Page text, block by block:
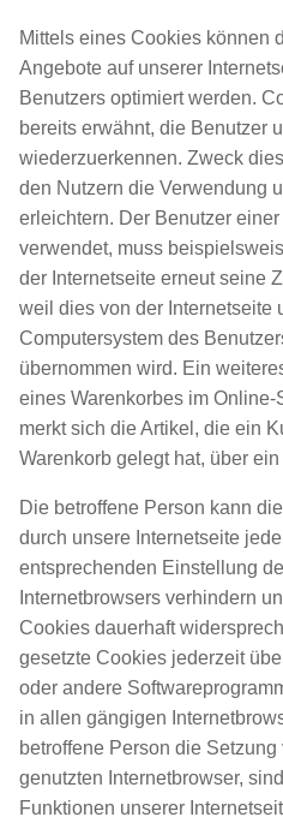
Mittels eines Cookies können
Angebote auf unserer
Benutzers optimiert werden.
bereits erwähnt, die Benutzer
wiederzuerkennen. Zweck
den Nutzern die Verwendung
erleichtern. Der Benutzer
verwendet, muss
der Internetseite erneut seine
weil dies von der Internetseite
Computersystem des
übernommen wird. Ein
eines Warenkorbes im
merkt sich die Artikel, die ein
Warenkorb gelegt hat, über
Die betroffene Person kann
durch unsere Internetseite
entsprechenden Einstellung
Internetbrowsers verhindern
Cookies dauerhaft
gesetzte Cookies jederzeit
oder andere
in allen gängigen
betroffene Person die
genutzten Internetbrowser,
Funktionen unserer